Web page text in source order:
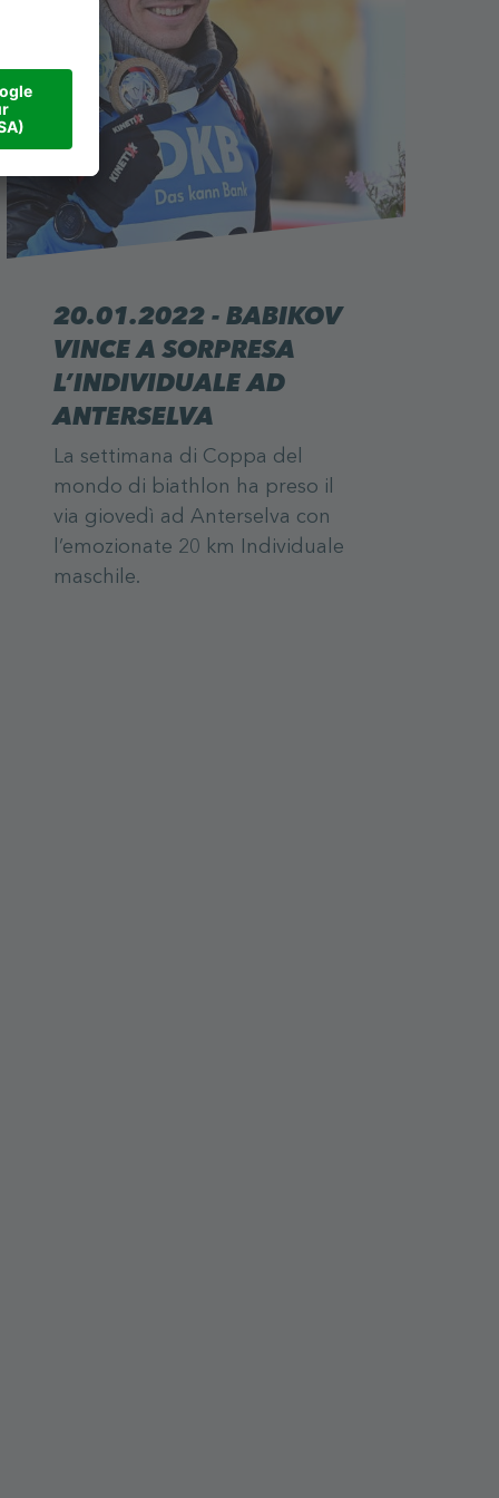
20.01.2022 - BABIKOV
VINCE A SORPRESA
L’INDIVIDUALE AD
ANTERSELVA
La settimana di Coppa del
mondo di biathlon ha preso il
via giovedì ad Anterselva con
l’emozionate 20 km Individuale
maschile.